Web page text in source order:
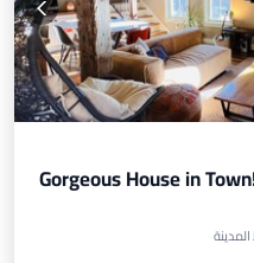
Gorgeous House in
موقف سيارات